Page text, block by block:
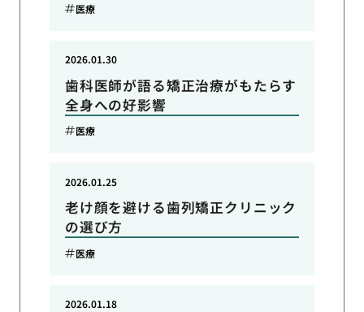
医療
歯科医師が語る矯正治療がもたらす
全身への好影響
2026.01.30
医療
老け顔を避ける歯列矯正クリニック
の選び方
2026.01.25
医療
2026.01.18